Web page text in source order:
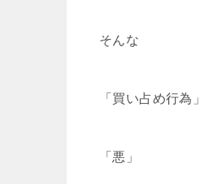
そんな
「買い占め行為」
「悪」